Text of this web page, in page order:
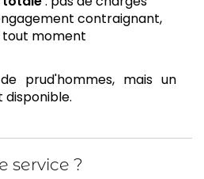
contraignant,
moment
prud'hommes, mais un
service ?